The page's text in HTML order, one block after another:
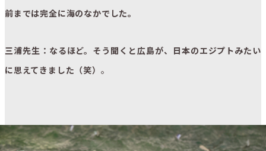
前までは完全に海のなかでした。
三浦先生：なるほど。そう聞くと広島が、日本のエジプトみたい
に思えてきました（笑） 。